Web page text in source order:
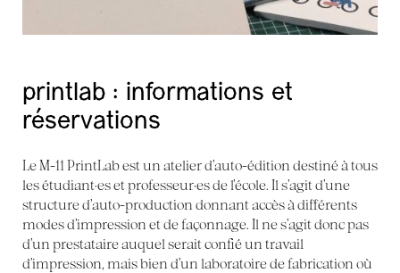
printlab : informations et
réservations
Le M-11 PrintLab est un atelier d’auto-édition destiné à tous
les étudiant·es et professeur·es de l’école. Il s’agit d’une
structure d’auto-production donnant accès à différents
modes d’impression et de façonnage. Il ne s’agit donc pas
d’un prestataire auquel serait confié un travail
d’impression, mais bien d’un laboratoire de fabrication où